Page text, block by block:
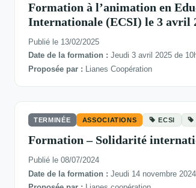
Formation à l’animation en
Internationale (ECSI) le 3 avril
Publié le 13/02/2025
Date de la formation : Jeudi 3 avril 2025 de
Proposée par : Lianes Coopération
TERMINÉE ASSOCIATIONS ECSI
Formation – Solidarité
Publié le 08/07/2024
Date de la formation : Jeudi 14 novembre